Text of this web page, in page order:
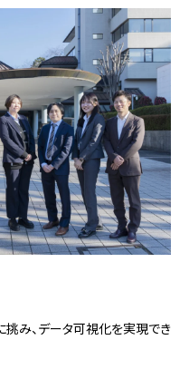
み、データ可視化を実現でき